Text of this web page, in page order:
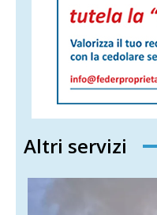
Altri servizi